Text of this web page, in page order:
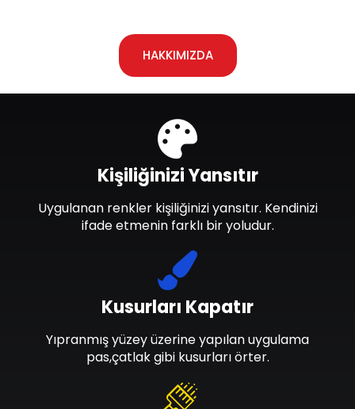
HAKKIMIZDA
Kusurları Kapatır
Yıpranmış yüzey üzerine yapılan uygulama
pas,çatlak gibi kusurları örter.
Kişiliğinizi Yansıtır
Uygulanan renkler kişiliğinizi yansıtır. Kendinizi
ifade etmenin farklı bir yoludur.